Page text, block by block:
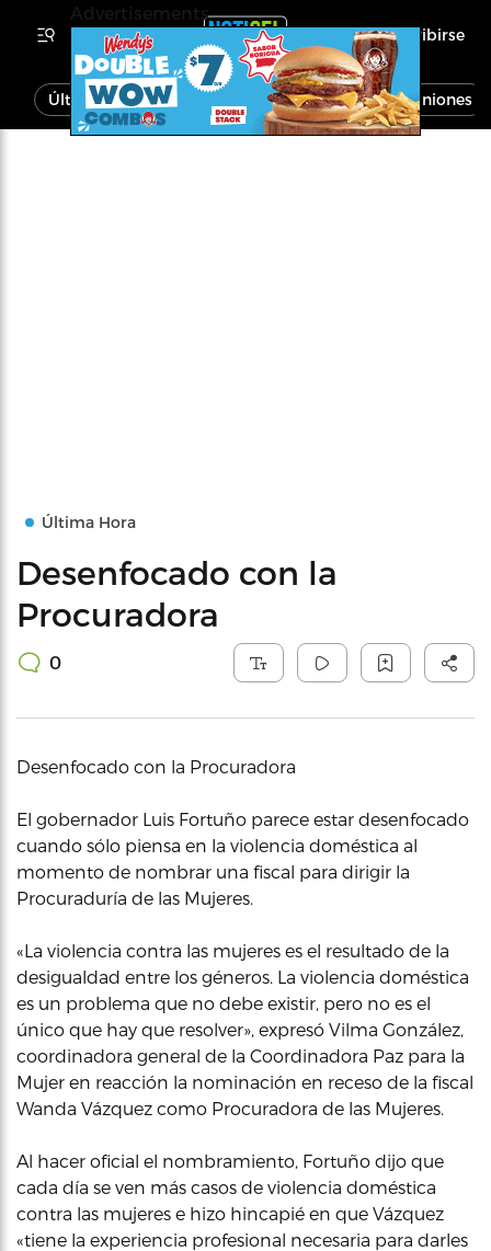
Inscribirse
Última Hora Noticias Economía Opiniones
Última Hora
Desenfocado con la
Procuradora
0
Desenfocado con la Procuradora
El gobernador Luis Fortuño parece estar desenfocado
cuando sólo piensa en la violencia doméstica al
momento de nombrar una fiscal para dirigir la
Procuraduría de las Mujeres.
«La violencia contra las mujeres es el resultado de la
desigualdad entre los géneros. La violencia doméstica
es un problema que no debe existir, pero no es el
único que hay que resolver», expresó Vilma González,
coordinadora general de la Coordinadora Paz para la
Mujer en reacción la nominación en receso de la fiscal
Wanda Vázquez como Procuradora de las Mujeres.
Al hacer oficial el nombramiento, Fortuño dijo que
cada día se ven más casos de violencia doméstica
contra las mujeres e hizo hincapié en que Vázquez
«tiene la experiencia profesional necesaria para darles
Advertisements